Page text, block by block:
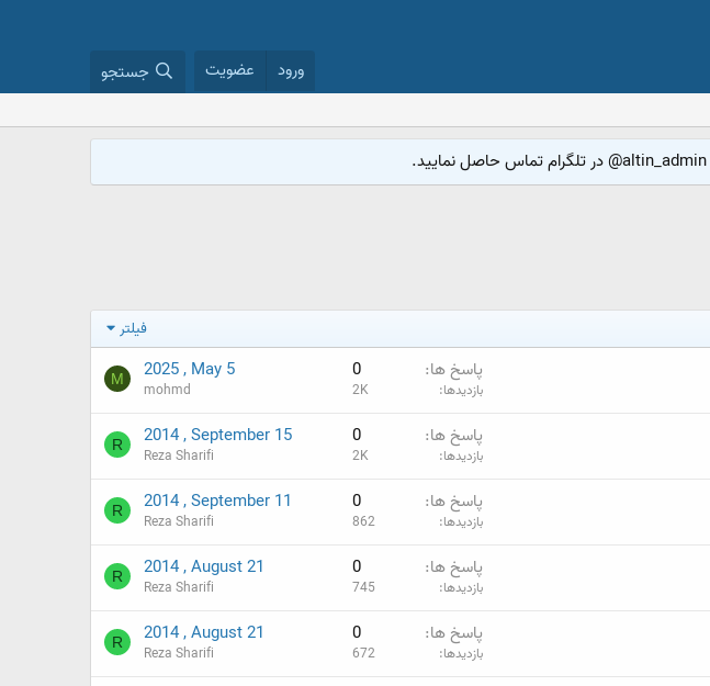
ورود عضویت جستجو
فیلتر
پاسخ ها 0
بازدیدها 2K
2025 , May 5
mohmd
M
پاسخ ها 0
بازدیدها 2K
2014 , September 15
Reza Sharifi
R
پاسخ ها 0
بازدیدها 862
2014 , September 11
Reza Sharifi
R
پاسخ ها 0
بازدیدها 745
2014 , August 21
Reza Sharifi
R
پاسخ ها 0
بازدیدها 672
2014 , August 21
Reza Sharifi
R